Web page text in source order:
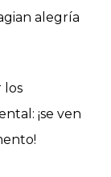
alegría
los
¡se ven